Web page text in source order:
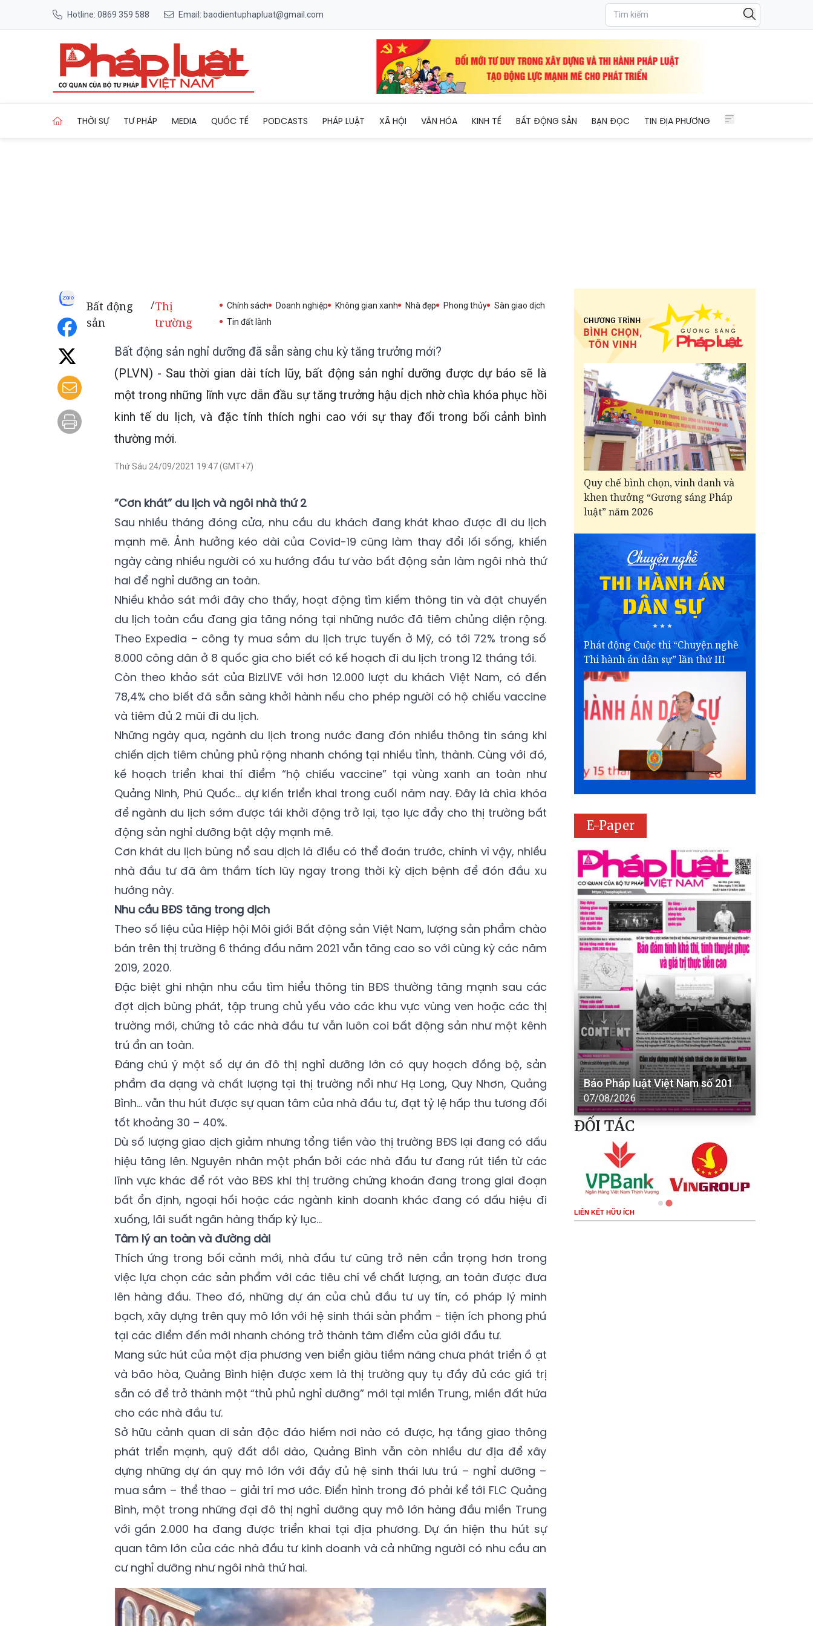
Hotline: 0869 359 588 Email: baodientuphapluat@gmail.com
THỜI SỰ TƯ PHÁP MEDIA QUỐC TẾ PODCASTS PHÁP LUẬT XÃ HỘI VĂN HÓA KINH TẾ BẤT ĐỘNG SẢN BẠN ĐỌC TIN ĐỊA PHƯƠNG
Bất động
sản
/Thị
trường
Chính sách Doanh nghiệp Không gian xanh Nhà đẹp Phong thủy
Sàn giao dịch
Tin đất lành
Bất động sản nghỉ dưỡng đã sẵn sàng chu kỳ tăng trưởng mới?
(PLVN) - Sau thời gian dài tích lũy, bất động sản nghỉ dưỡng được dự báo sẽ là
một trong những lĩnh vực dẫn đầu sự tăng trưởng hậu dịch nhờ chìa khóa phục hồi
kinh tế du lịch, và đặc tính thích nghi cao với sự thay đổi trong bối cảnh bình
thường mới.
Thứ Sáu 24/09/2021 19:47 (GMT+7)
“Cơn khát” du lịch và ngôi nhà thứ 2
Sau nhiều tháng đóng cửa, nhu cầu du khách đang khát khao được đi du lịch
mạnh mẽ. Ảnh hưởng kéo dài của Covid-19 cũng làm thay đổi lối sống, khiến
ngày càng nhiều người có xu hướng đầu tư vào bất động sản làm ngôi nhà thứ
hai để nghỉ dưỡng an toàn.
Nhiều khảo sát mới đây cho thấy, hoạt động tìm kiếm thông tin và đặt chuyến
du lịch toàn cầu đang gia tăng nóng tại những nước đã tiêm chủng diện rộng.
Theo Expedia – công ty mua sắm du lịch trực tuyến ở Mỹ, có tới 72% trong số
8.000 công dân ở 8 quốc gia cho biết có kế hoạch đi du lịch trong 12 tháng tới.
Còn theo khảo sát của BizLIVE với hơn 12.000 lượt du khách Việt Nam, có đến
78,4% cho biết đã sẵn sàng khởi hành nếu cho phép người có hộ chiếu vaccine
và tiêm đủ 2 mũi đi du lịch.
Những ngày qua, ngành du lịch trong nước đang đón nhiều thông tin sáng khi
chiến dịch tiêm chủng phủ rộng nhanh chóng tại nhiều tỉnh, thành. Cùng với đó,
kế hoạch triển khai thí điểm “hộ chiếu vaccine” tại vùng xanh an toàn như
Quảng Ninh, Phú Quốc… dự kiến triển khai trong cuối năm nay. Đây là chìa khóa
để ngành du lịch sớm được tái khởi động trở lại, tạo lực đẩy cho thị trường bất
động sản nghỉ dưỡng bật dậy mạnh mẽ.
Cơn khát du lịch bùng nổ sau dịch là điều có thể đoán trước, chính vì vậy, nhiều
nhà đầu tư đã âm thầm tích lũy ngay trong thời kỳ dịch bệnh để đón đầu xu
hướng này.
Nhu cầu BĐS tăng trong dịch
Theo số liệu của Hiệp hội Môi giới Bất động sản Việt Nam, lượng sản phẩm chào
bán trên thị trường 6 tháng đầu năm 2021 vẫn tăng cao so với cùng kỳ các năm
2019, 2020.
Đặc biệt ghi nhận nhu cầu tìm hiểu thông tin BĐS thường tăng mạnh sau các
đợt dịch bùng phát, tập trung chủ yếu vào các khu vực vùng ven hoặc các thị
trường mới, chứng tỏ các nhà đầu tư vẫn luôn coi bất động sản như một kênh
trú ẩn an toàn.
Đáng chú ý một số dự án đô thị nghỉ dưỡng lớn có quy hoạch đồng bộ, sản
phẩm đa dạng và chất lượng tại thị trường nổi như Hạ Long, Quy Nhơn, Quảng
Bình… vẫn thu hút được sự quan tâm của nhà đầu tư, đạt tỷ lệ hấp thu tương đối
tốt khoảng 30 – 40%.
Dù số lượng giao dịch giảm nhưng tổng tiền vào thị trường BĐS lại đang có dấu
hiệu tăng lên. Nguyên nhân một phần bởi các nhà đầu tư đang rút tiền từ các
lĩnh vực khác để rót vào BĐS khi thị trường chứng khoán đang trong giai đoạn
bất ổn định, ngoại hối hoặc các ngành kinh doanh khác đang có dấu hiệu đi
xuống, lãi suất ngân hàng thấp kỷ lục…
Tâm lý an toàn và đường dài
Thích ứng trong bối cảnh mới, nhà đầu tư cũng trở nên cẩn trọng hơn trong
việc lựa chọn các sản phẩm với các tiêu chí về chất lượng, an toàn được đưa
lên hàng đầu. Theo đó, những dự án của chủ đầu tư uy tín, có pháp lý minh
bạch, xây dựng trên quy mô lớn với hệ sinh thái sản phẩm - tiện ích phong phú
tại các điểm đến mới nhanh chóng trở thành tâm điểm của giới đầu tư.
Mang sức hút của một địa phương ven biển giàu tiềm năng chưa phát triển ồ ạt
và bão hòa, Quảng Bình hiện được xem là thị trường quy tụ đầy đủ các giá trị
sẵn có để trở thành một “thủ phủ nghỉ dưỡng” mới tại miền Trung, miền đất hứa
cho các nhà đầu tư.
Sở hữu cảnh quan di sản độc đáo hiếm nơi nào có được, hạ tầng giao thông
phát triển mạnh, quỹ đất dồi dào, Quảng Bình vẫn còn nhiều dư địa để xây
dựng những dự án quy mô lớn với đầy đủ hệ sinh thái lưu trú – nghỉ dưỡng –
mua sắm – thể thao – giải trí mơ ước. Điển hình trong đó phải kể tới FLC Quảng
Bình, một trong những đại đô thị nghỉ dưỡng quy mô lớn hàng đầu miền Trung
với gần 2.000 ha đang được triển khai tại địa phương. Dự án hiện thu hút sự
quan tâm lớn của các nhà đầu tư kinh doanh và cả những người có nhu cầu an
cư nghỉ dưỡng như ngôi nhà thứ hai.
Quy chế bình chọn, vinh danh và
khen thưởng “Gương sáng Pháp
luật” năm 2026
Phát động Cuộc thi “Chuyện nghề
Thi hành án dân sự” lần thứ III
E-Paper
Báo Pháp luật Việt Nam số 201
07/08/2026
ĐỐI TÁC
LIÊN KẾT HỮU ÍCH